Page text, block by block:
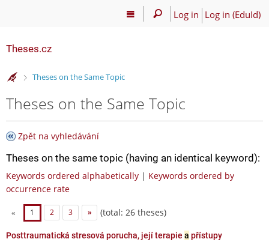
Log in Log in (EduId)
Theses.cz
>
Theses on the Same Topic
Theses on the Same Topic
Zpět na vyhledávání
Theses on the same topic (having an identical keyword):
Keywords ordered alphabetically | Keywords ordered by
occurrence rate
« 1 2 3 » (total: 26 theses)
Posttraumatická stresová porucha, její terapie a přístupy